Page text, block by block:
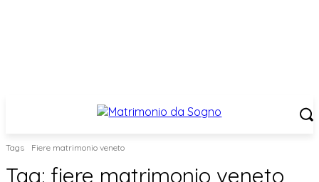
Tags Fiere matrimonio veneto
Tag: fiere matrimonio veneto